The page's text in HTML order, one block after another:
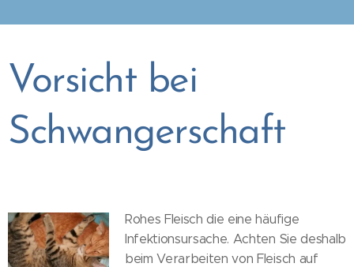
Vorsicht bei
Schwangerschaft
Rohes Fleisch die eine häufige
Infektionsursache. Achten Sie deshalb
beim Verarbeiten von Fleisch auf